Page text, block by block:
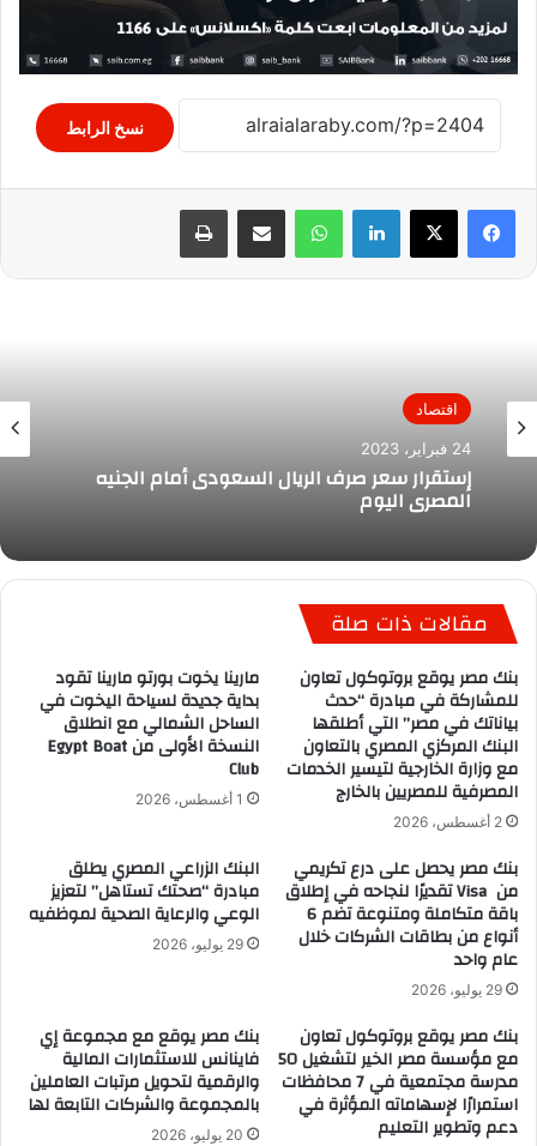
نسخ الرابط
لينكدإن واتساب مشاركة عبر البريد طباعة
اقتصاد
24 فبراير، 2023
إستقرار سعر صرف الريال السعودى أمام الجنيه
المصري اليوم
مقالات ذات صلة
بنك مصر يوقع بروتوكول تعاون
للمشاركة في مبادرة “حدث
بياناتك في مصر” التي أطلقها
البنك المركزي المصري بالتعاون
مع وزارة الخارجية لتيسير الخدمات
المصرفية للمصريين بالخارج
2 أغسطس، 2026
مارينا يخوت بورتو مارينا تقود
بداية جديدة لسياحة اليخوت في
الساحل الشمالي مع انطلاق
النسخة الأولى من Egypt Boat
Club
1 أغسطس، 2026
بنك مصر يحصل على درع تكريمي
من Visa تقديرًا لنجاحه في إطلاق
باقة متكاملة ومتنوعة تضم 6
أنواع من بطاقات الشركات خلال
عام واحد
29 يوليو، 2026
البنك الزراعي المصري يطلق
مبادرة “صحتك تستاهل” لتعزيز
الوعي والرعاية الصحية لموظفيه
29 يوليو، 2026
بنك مصر يوقع بروتوكول تعاون
مع مؤسسة مصر الخير لتشغيل 50
مدرسة مجتمعية في 7 محافظات
استمرارًا لإسهاماته المؤثرة في
دعم وتطوير التعليم
بنك مصر يوقع مع مجموعة إي
فاينانس للاستثمارات المالية
والرقمية لتحويل مرتبات العاملين
بالمجموعة والشركات التابعة لها
20 يوليو، 2026